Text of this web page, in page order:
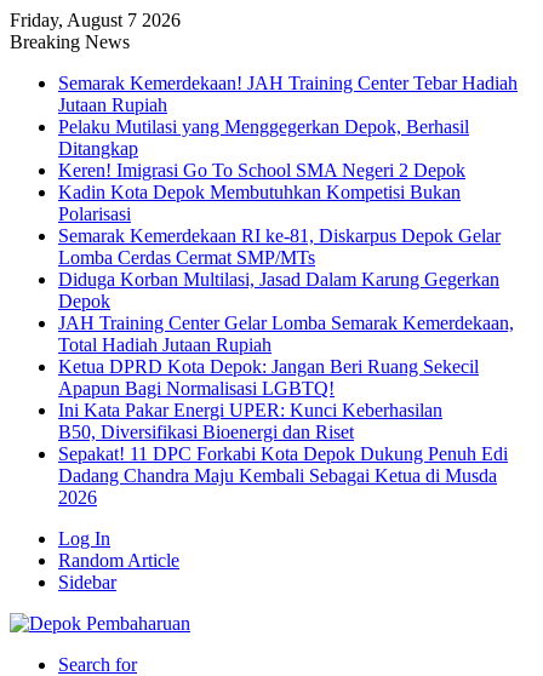
Friday, August 7 2026
Breaking News
Semarak Kemerdekaan! JAH Training Center Tebar Hadiah
Jutaan Rupiah
Pelaku Mutilasi yang Menggegerkan Depok, Berhasil
Ditangkap
Keren! Imigrasi Go To School SMA Negeri 2 Depok
Kadin Kota Depok Membutuhkan Kompetisi Bukan
Polarisasi
Semarak Kemerdekaan RI ke-81, Diskarpus Depok Gelar
Lomba Cerdas Cermat SMP/MTs
Diduga Korban Multilasi, Jasad Dalam Karung Gegerkan
Depok
JAH Training Center Gelar Lomba Semarak Kemerdekaan,
Total Hadiah Jutaan Rupiah
Ketua DPRD Kota Depok: Jangan Beri Ruang Sekecil
Apapun Bagi Normalisasi LGBTQ!
Ini Kata Pakar Energi UPER: Kunci Keberhasilan
B50, Diversifikasi Bioenergi dan Riset
Sepakat! 11 DPC Forkabi Kota Depok Dukung Penuh Edi
Dadang Chandra Maju Kembali Sebagai Ketua di Musda
2026
Log In
Random Article
Sidebar
Search for